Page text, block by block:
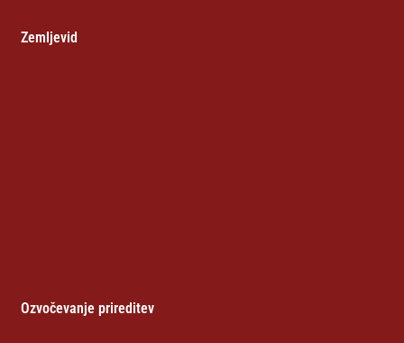
Zemljevid
Ozvočevanje prireditev